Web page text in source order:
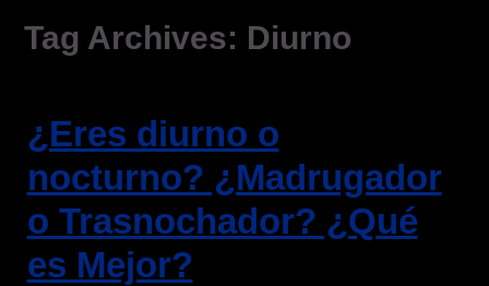
Tag Archives: Diurno
¿Eres diurno o
nocturno? ¿Madrugador
o Trasnochador? ¿Qué
es Mejor?